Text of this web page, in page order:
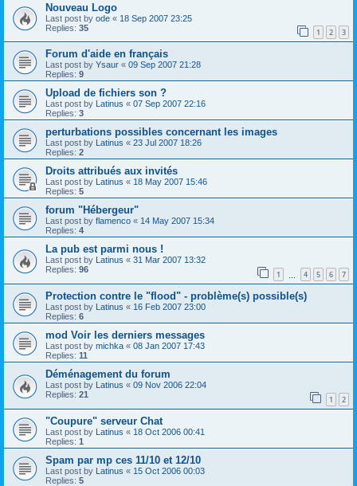
Nouveau Logo
Last post by ode « 18 Sep 2007 23:25
Replies: 35 1 2 3
Forum d'aide en français
Last post by Ysaur « 09 Sep 2007 21:28
Replies: 9
Upload de fichiers son ?
Last post by Latinus « 07 Sep 2007 22:16
Replies: 3
perturbations possibles concernant les images
Last post by Latinus « 23 Jul 2007 18:26
Replies: 2
Droits attribués aux invités
Last post by Latinus « 18 May 2007 15:46
Replies: 5
forum "Hébergeur"
Last post by flamenco « 14 May 2007 15:34
Replies: 4
La pub est parmi nous !
Last post by Latinus « 31 Mar 2007 13:32
Replies: 96 1 4 5 6 7
Protection contre le "flood" - problème(s) possible(s)
Last post by Latinus « 16 Feb 2007 23:00
Replies: 6
mod Voir les derniers messages
Last post by michka « 08 Jan 2007 17:43
Replies: 11
Déménagement du forum
Last post by Latinus « 09 Nov 2006 22:04
Replies: 21 1 2
"Coupure" serveur Chat
Last post by Latinus « 18 Oct 2006 00:41
Replies: 1
Spam par mp ces 11/10 et 12/10
Last post by Latinus « 15 Oct 2006 00:03
Replies: 5